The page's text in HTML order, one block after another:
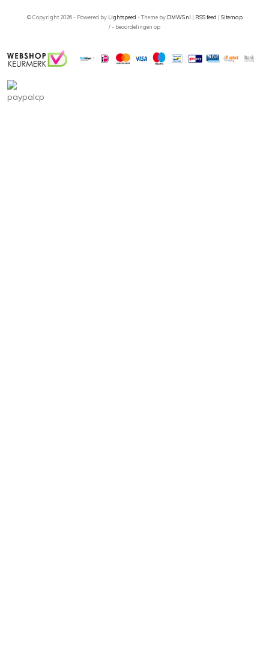
© Copyright 2026 - Powered by Lightspeed - Theme by DMWS.nl RSS feed
Sitemap
/- beoordelingen op